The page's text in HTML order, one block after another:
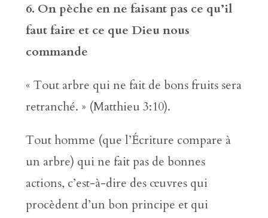
6. On pèche en ne faisant pas ce qu’il
faut faire et ce que Dieu nous
commande
« Tout arbre qui ne fait de bons fruits sera
retranché. » (Matthieu 3:10).
Tout homme (que l’Écriture compare à
un arbre) qui ne fait pas de bonnes
actions, c’est-à-dire des œuvres qui
procèdent d’un bon principe et qui